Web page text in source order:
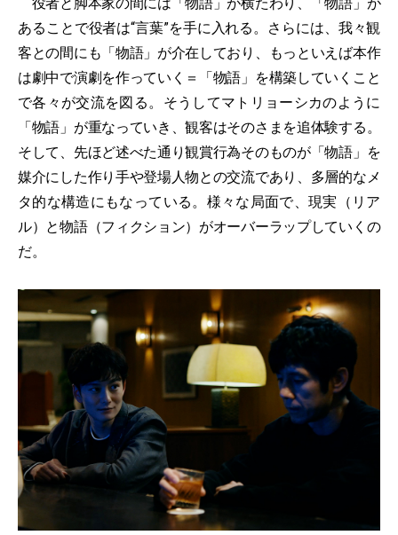
あることで役者は“言葉”を手に入れる。さらには、我々観
客との間にも「物語」が介在しており、もっといえば本作
は劇中で演劇を作っていく＝「物語」を構築していくこと
で各々が交流を図る。そうしてマトリョーシカのように
「物語」が重なっていき、観客はそのさまを追体験する。
そして、先ほど述べた通り観賞行為そのものが「物語」を
媒介にした作り手や登場人物との交流であり、多層的なメ
タ的な構造にもなっている。様々な局面で、現実（リア
ル）と物語（フィクション）がオーバーラップしていくの
だ。